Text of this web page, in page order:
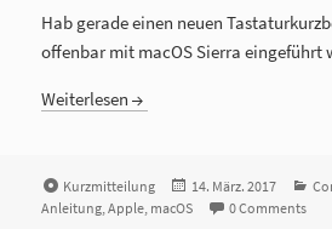
Hab gerade einen neuen
offenbar mit macOS Sierra eingeführt
Weiterlesen
Format
Kurzmitteilung
Veröffentlicht
am
14. März. 2017
Anleitung,Apple, macOS 0 Comments